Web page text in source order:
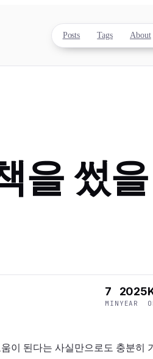
Posts Tags About
을 썼을
7
MIN
2025
YEAR
이 된다는 사실만으로도 충분히